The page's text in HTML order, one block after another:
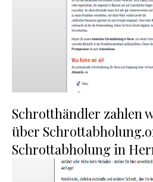
Schrotthändler zahlen
über
Schrottabholung in